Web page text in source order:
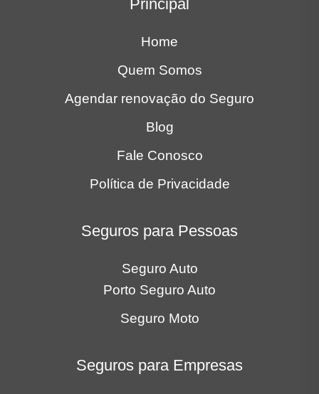
Principal
Home
Quem Somos
Agendar renovação do Seguro
Blog
Fale Conosco
Política de Privacidade
Seguros para Pessoas
Seguro Auto
Porto Seguro Auto
Seguro Moto
Seguros para Empresas